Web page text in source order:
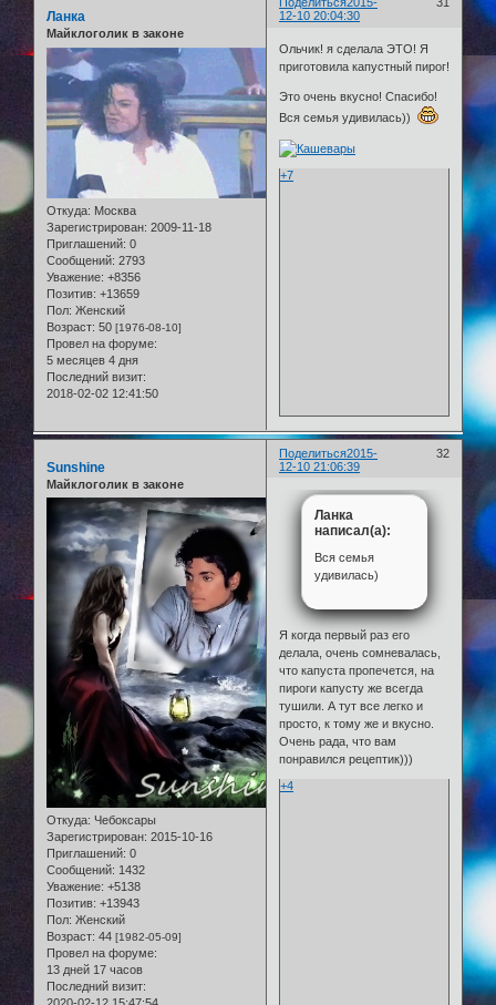
12-10 20:04:30
Ланка
Майклоголик в законе
Откуда: Москва
Зарегистрирован: 2009-11-18
Приглашений: 0
Сообщений: 2793
Уважение: +8356
Позитив: +13659
Пол: Женский
Возраст: 50 [1976-08-10]
Провел на форуме:
5 месяцев 4 дня
Последний визит:
2018-02-02 12:41:50
Ольчик! я сделала ЭТО! Я
приготовила капустный пирог!
Это очень вкусно! Спасибо!
Вся семья удивилась))
+7
Поделиться 32
2015-
12-10 21:06:39
Sunshine
Майклоголик в законе
Откуда: Чебоксары
Зарегистрирован: 2015-10-16
Приглашений: 0
Сообщений: 1432
Уважение: +5138
Позитив: +13943
Пол: Женский
Возраст: 44 [1982-05-09]
Провел на форуме:
13 дней 17 часов
Последний визит:
Ланка
написал(а):
Вся семья
удивилась)
Я когда первый раз его
делала, очень сомневалась,
что капуста пропечется, на
пироги капусту же всегда
тушили. А тут все легко и
просто, к тому же и вкусно.
Очень рада, что вам
понравился рецептик)))
+4